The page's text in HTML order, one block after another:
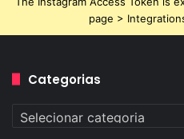
page >
Categorias
Categorias